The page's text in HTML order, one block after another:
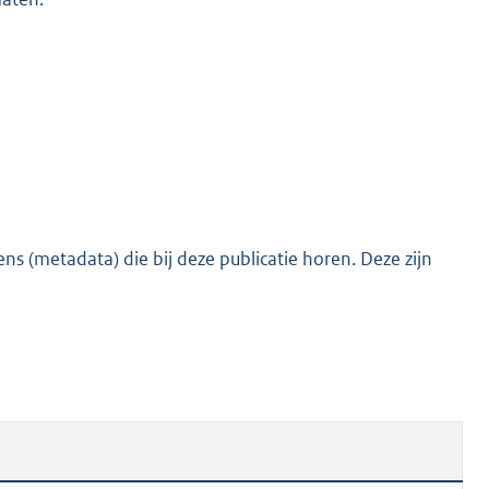
b
(metadata) die bij deze publicatie horen. Deze zijn